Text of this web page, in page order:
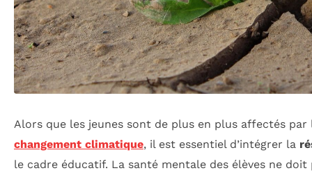
Alors que les jeunes sont de plus en plus affectés par
changement climatique, il est essentiel d’intégrer la
le cadre éducatif. La santé mentale des élèves ne